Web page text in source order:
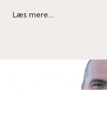
Læs mere...